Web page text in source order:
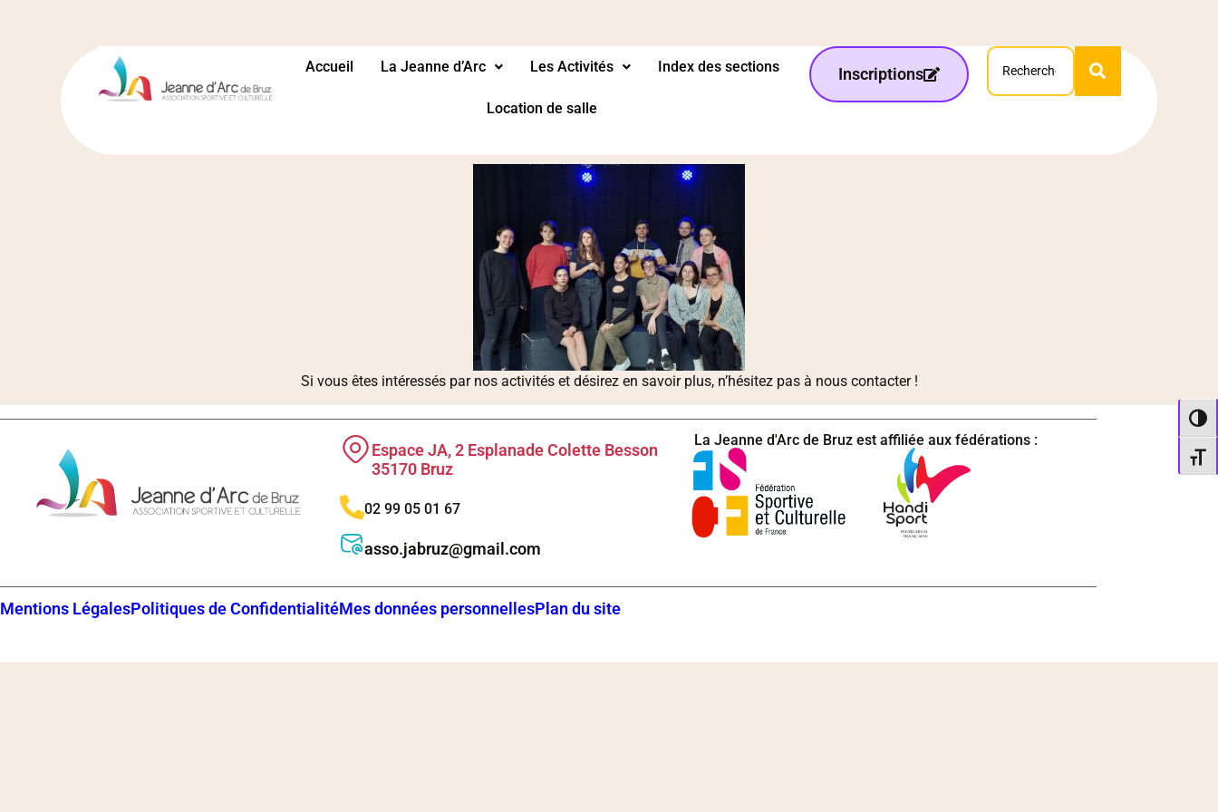
Accueil La Jeanne d’Arc Les Activités Index des sections
Location de salle
Inscriptions
Si vous êtes intéressés par nos activités et désirez en savoir plus, n’hésitez pas à nous contacter !
Espace JA, 2 Esplanade Colette Besson
35170 Bruz
02 99 05 01 67
asso.jabruz@gmail.com
La Jeanne d'Arc de Bruz est affiliée aux fédérations :
Mentions LégalesPolitiques de ConfidentialitéMes données personnellesPlan du site